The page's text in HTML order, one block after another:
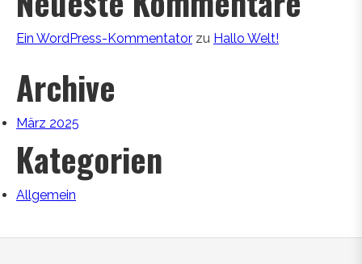
Ein WordPress-Kommentator zu Hallo Welt!
Archive
März 2025
Kategorien
Allgemein